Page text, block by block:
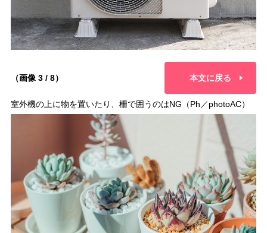
（画像 3 / 8） 本文に戻る
室外機の上に物を置いたり、柵で囲うのはNG（Ph／photoAC）